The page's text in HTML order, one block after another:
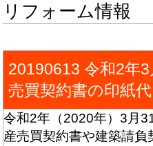
リフォーム情報
20190613 令和2年
売買契約書の印紙代
令和2年（2020年）3月
産売買契約書や建築請負